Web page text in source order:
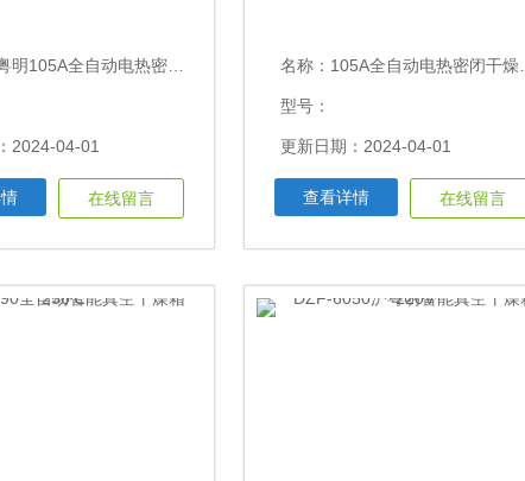
105A全自动电热密闭干燥箱300 （℃）
2024-04-01
在线留言
名称： 105A全自动电热密闭干燥箱800×800×1000
型号：
更新日期：2024-04-01
查看详情 在线留言